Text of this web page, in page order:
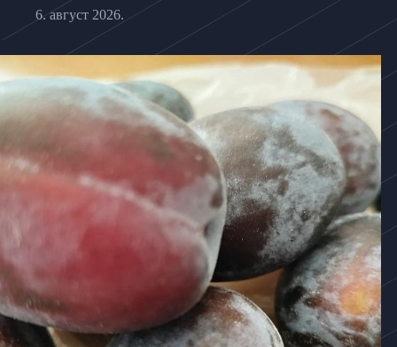
6. август 2026.